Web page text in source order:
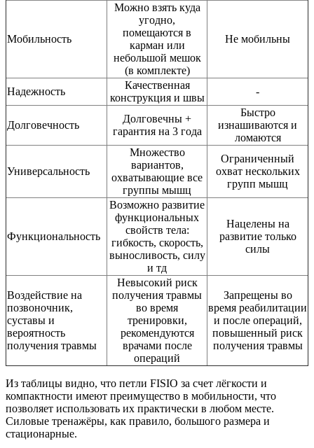
Мобильность
Можно взять куда
угодно,
помещаются в
карман или
небольшой мешок
(в комплекте)
Не мобильны
Надежность
Качественная
конструкция и швы
-
Долговечность
Долговечны +
гарантия на 3 года
Быстро
изнашиваются и
ломаются
Универсальность
Множество
вариантов,
охватывающие все
группы мышц
Ограниченный
охват нескольких
групп мышц
Функциональность
Возможно развитие
функциональных
свойств тела:
гибкость, скорость,
выносливость, силу
и тд
Нацелены на
развитие только
силы
Воздействие на
позвоночник,
суставы и
вероятность
получения травмы
Невысокий риск
получения травмы
во время
тренировки,
рекомендуются
врачами после
операций
Запрещены во
время реабилитации
и после операций,
повышенный риск
получения травмы
Из таблицы видно, что петли FISIO за счет лёгкости и
компактности имеют преимущество в мобильности, что
позволяет использовать их практически в любом месте.
Силовые тренажёры, как правило, большого размера и
стационарные.